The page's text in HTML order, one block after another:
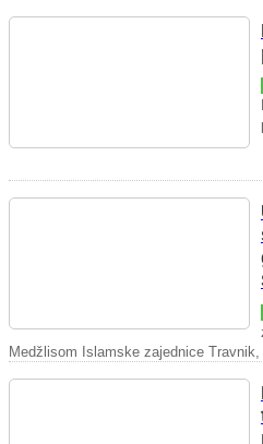
Medžlisom Islamske zajednice Travnik,